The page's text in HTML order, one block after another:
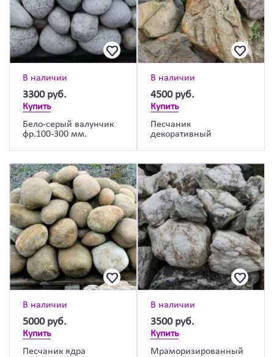
В наличии
3300 руб.
Купить
Бело-серый валунчик
фр.100-300 мм.
В наличии
4500 руб.
Купить
Песчаник
декоративный
В наличии
5000 руб.
Купить
Песчаник ядра
В наличии
3500 руб.
Купить
Мраморизированный